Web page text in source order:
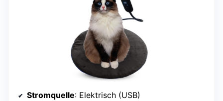
Stromquelle: Elektrisch (USB)